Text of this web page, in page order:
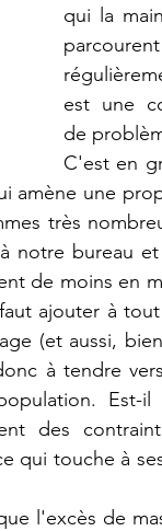
qui la
est une
de
C'est en
amène une
très
notre bureau
de moins en
ajouter à
(et aussi,
à tendre
Est-il
des
qui touche à
l'excès de